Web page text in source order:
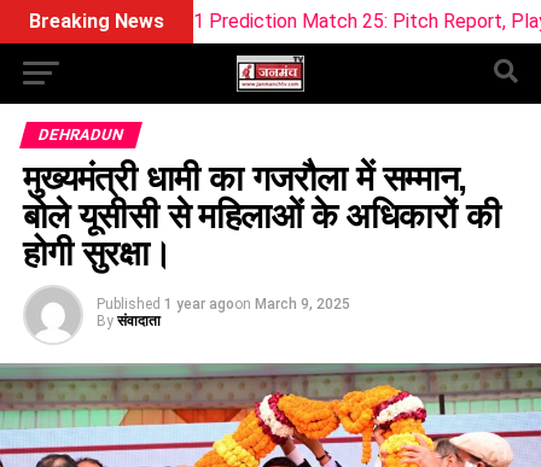
Breaking News
Prediction Match 25: Pitch Report, Playing 11 &
DEHRADUN
मुख्यमंत्री धामी का गजरौला में सम्मान,
बोले यूसीसी से महिलाओं के अधिकारों की
होगी सुरक्षा।
Published 1 year agoon March 9, 2025
By संवादाता